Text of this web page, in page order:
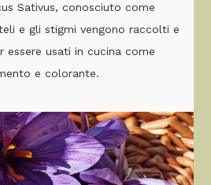
Sativus, conosciuto come
e gli stigmi vengono raccolti e
essere usati in cucina come
e colorante.